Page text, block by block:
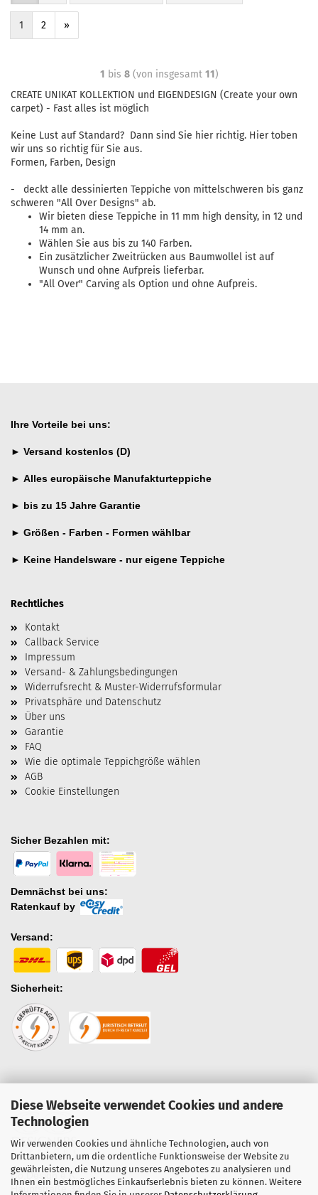
Diese Webseite verwendet Cookies und andere
Technologien
Wir verwenden Cookies und ähnliche Technologien, auch von
Drittanbietern, um die ordentliche Funktionsweise der Website zu
gewährleisten, die Nutzung unseres Angebotes zu analysieren und
Ihnen ein bestmögliches Einkaufserlebnis bieten zu können. Weitere
1 2 »
1 bis 8(von insgesamt 11)
CREATE UNIKAT KOLLEKTION und EIGENDESIGN (Create your own
carpet) - Fast alles ist möglich
Keine Lust auf Standard? Dann sind Sie hier richtig. Hier toben
wir uns so richtig für Sie aus.
Formen, Farben, Design
- deckt alle dessinierten Teppiche von mittelschweren bis ganz
schweren "All Over Designs" ab.
Wir bieten diese Teppiche in 11 mm high density, in 12 und
14 mm an.
Wählen Sie aus bis zu 140 Farben.
Ein zusätzlicher Zweitrücken aus Baumwollel ist auf
Wunsch und ohne Aufpreis lieferbar.
"All Over" Carving als Option und ohne Aufpreis.
Ihre Vorteile bei uns:
► Versand kostenlos (D)
► Alles europäische Manufakturteppiche
► bis zu 15 Jahre Garantie
► Größen - Farben - Formen wählbar
► Keine Handelsware - nur eigene Teppiche
Rechtliches
Kontakt
Callback Service
Impressum
Versand- & Zahlungsbedingungen
Widerrufsrecht & Muster-Widerrufsformular
Privatsphäre und Datenschutz
Über uns
Garantie
FAQ
Wie die optimale Teppichgröße wählen
AGB
Cookie Einstellungen
Sicher Bezahlen mit:
Demnächst bei uns:
Ratenkauf by
Versand:
Sicherheit:
Co.Design e.K.
Hauptstraße 33